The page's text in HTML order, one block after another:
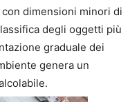
dimensioni minori di
degli oggetti più
graduale dei
genera un